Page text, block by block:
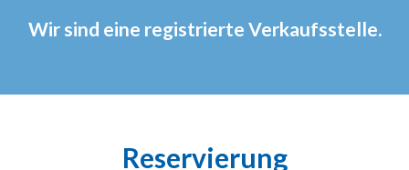
Wir sind eine registrierte Verkaufsstelle.
Reservierung